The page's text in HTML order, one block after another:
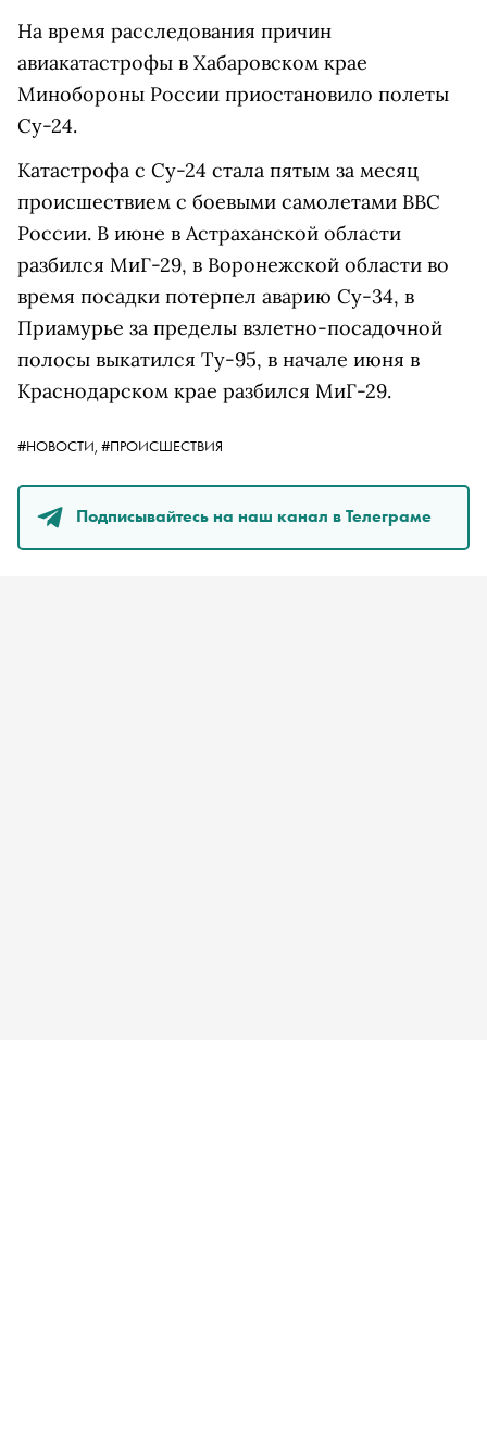
На время расследования причин
авиакатастрофы в Хабаровском крае
Минобороны России приостановило полеты
Су-24.
Катастрофа с Су-24 стала пятым за месяц
происшествием с боевыми самолетами ВВС
России. В июне в Астраханской области
разбился МиГ-29, в Воронежской области во
время посадки потерпел аварию Су-34, в
Приамурье за пределы взлетно-посадочной
полосы выкатился Ту-95, в начале июня в
Краснодарском крае разбился МиГ-29.
#НОВОСТИ, #ПРОИСШЕСТВИЯ
Подписывайтесь на наш канал в Телеграме